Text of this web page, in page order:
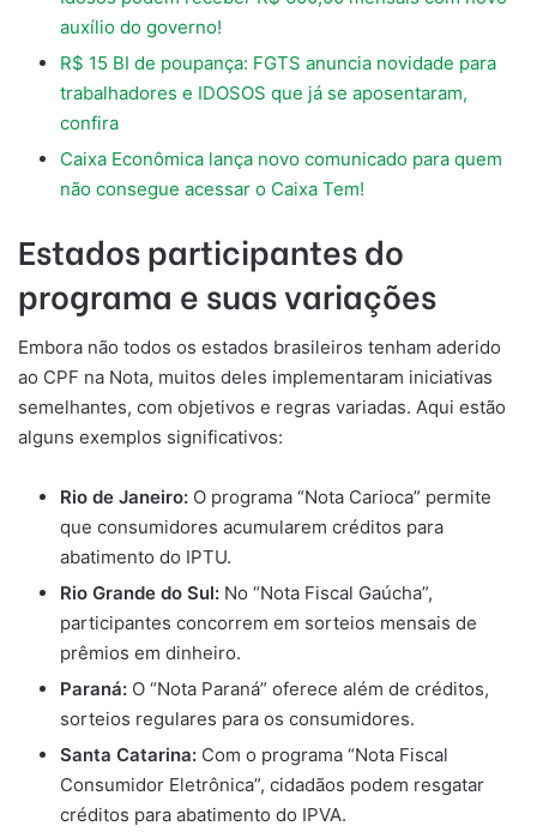
auxílio do governo!
R$ 15 BI de poupança: FGTS anuncia novidade para
trabalhadores e IDOSOS que já se aposentaram,
confira
Caixa Econômica lança novo comunicado para quem
não consegue acessar o Caixa Tem!
Estados participantes do
programa e suas variações
Embora não todos os estados brasileiros tenham aderido
ao CPF na Nota, muitos deles implementaram iniciativas
semelhantes, com objetivos e regras variadas. Aqui estão
alguns exemplos significativos:
Rio de Janeiro: O programa “Nota Carioca” permite
que consumidores acumularem créditos para
abatimento do IPTU.
Rio Grande do Sul: No “Nota Fiscal Gaúcha”,
participantes concorrem em sorteios mensais de
prêmios em dinheiro.
Paraná: O “Nota Paraná” oferece além de créditos,
sorteios regulares para os consumidores.
Santa Catarina: Com o programa “Nota Fiscal
Consumidor Eletrônica”, cidadãos podem resgatar
créditos para abatimento do IPVA.